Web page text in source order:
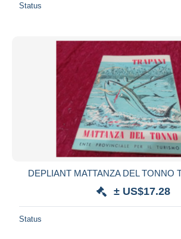
Status
DEPLIANT MATTANZA DEL TONNO
± US$17.28
Status